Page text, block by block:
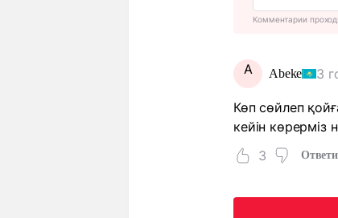
Комментарии
A Abeke 3
Көп сөйлеп
кейін көрерміз
3